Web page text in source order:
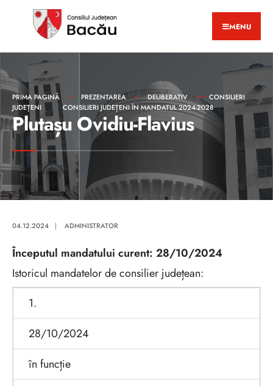
MENU
PRIMA PAGINĂ PREZENTAREA DELIBERATIV
CONSILIERI
JUDEȚENI
CONSILIERI JUDEȚENI ÎN MANDATUL 2024-2028
Plutașu Ovidiu-Flavius
04.12.2024 | ADMINISTRATOR
Începutul mandatului curent: 28/10/2024
Istoricul mandatelor de consilier județean:
1.
28/10/2024
în funcție